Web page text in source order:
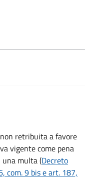
retribuita a favore
vigente come pena
una multa (Decreto
com. 9 bis e art. 187,